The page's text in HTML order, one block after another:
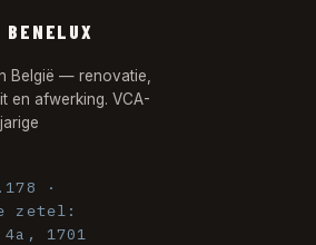
BENELUX
België — renovatie,
en afwerking. VCA-
·
zetel:
1701